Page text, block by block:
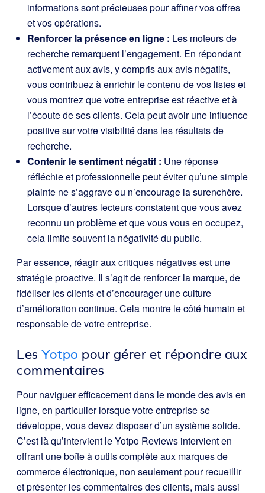
informations sont précieuses pour affiner vos offres
et vos opérations.
Renforcer la présence en ligne : Les moteurs de
recherche remarquent l’engagement. En répondant
activement aux avis, y compris aux avis négatifs,
vous contribuez à enrichir le contenu de vos listes et
vous montrez que votre entreprise est réactive et à
l’écoute de ses clients. Cela peut avoir une influence
positive sur votre visibilité dans les résultats de
recherche.
Contenir le sentiment négatif : Une réponse
réfléchie et professionnelle peut éviter qu’une simple
plainte ne s’aggrave ou n’encourage la surenchère.
Lorsque d’autres lecteurs constatent que vous avez
reconnu un problème et que vous vous en occupez,
cela limite souvent la négativité du public.
Par essence, réagir aux critiques négatives est une
stratégie proactive. Il s’agit de renforcer la marque, de
fidéliser les clients et d’encourager une culture
d’amélioration continue. Cela montre le côté humain et
responsable de votre entreprise.
Les Yotpo pour gérer et répondre aux
commentaires
Pour naviguer efficacement dans le monde des avis en
ligne, en particulier lorsque votre entreprise se
développe, vous devez disposer d’un système solide.
C’est là qu’intervient leYotpo Reviews intervient en
offrant une boîte à outils complète aux marques de
commerce électronique, non seulement pour recueillir
et présenter les commentaires des clients, mais aussi